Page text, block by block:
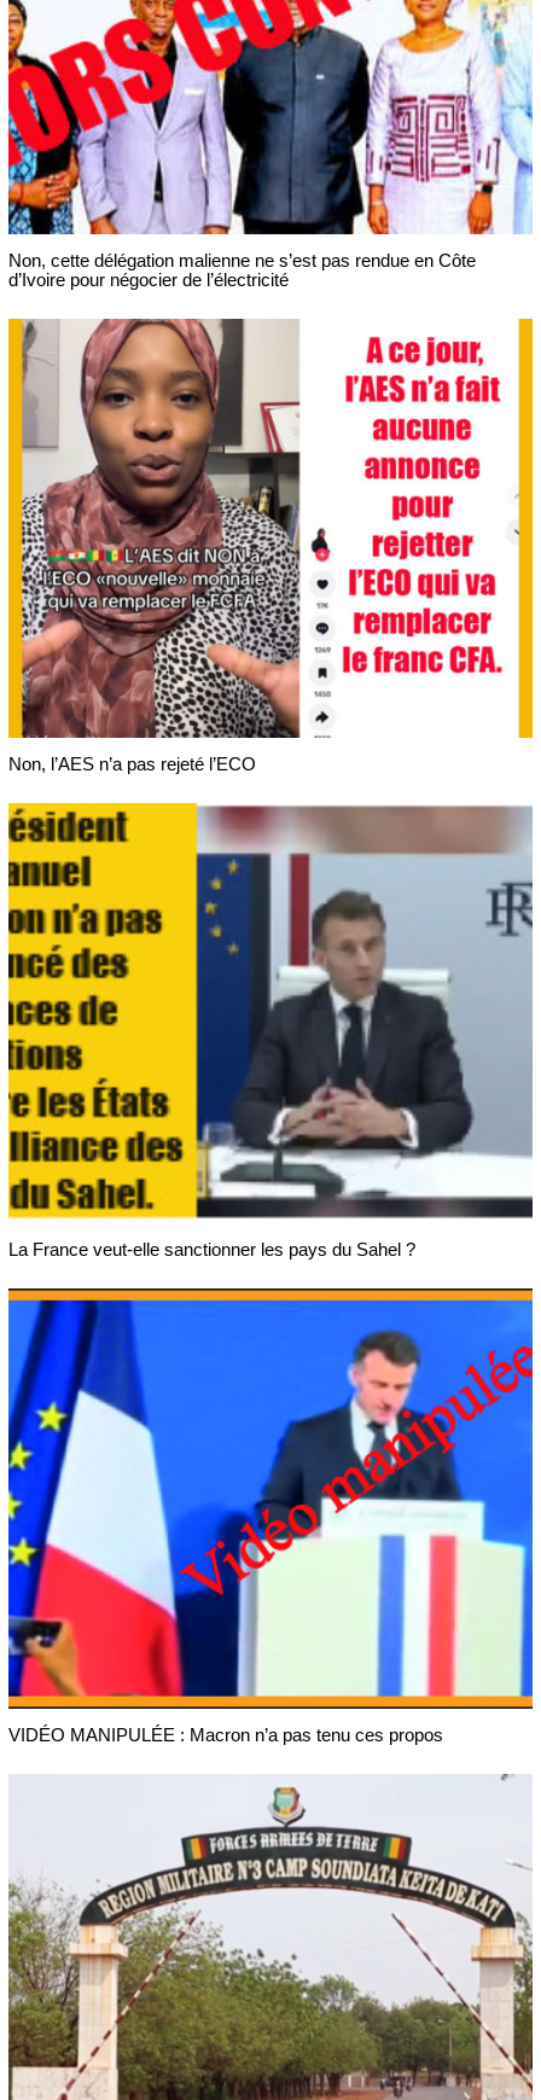
Non, cette délégation malienne ne s’est pas rendue en Côte
d’Ivoire pour négocier de l’électricité
Non, l’AES n’a pas rejeté l’ECO
La France veut-elle sanctionner les pays du Sahel ?
VIDÉO MANIPULÉE : Macron n’a pas tenu ces propos